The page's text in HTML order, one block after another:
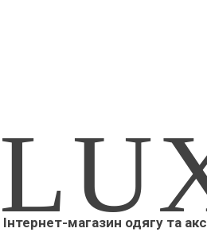
Інтернет-магазин одягу та